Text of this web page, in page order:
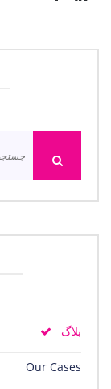
بلاگ
Our Cases